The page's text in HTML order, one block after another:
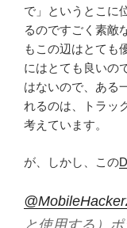
で」というとこに
るのですごく素敵
もこの辺はとても
にはとても良いの
はないので、ある
れるのは、トラッ
考えています。
が、しかし、この